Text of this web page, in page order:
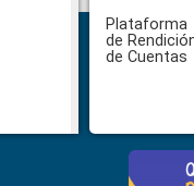
Plataforma
de
de Cuentas